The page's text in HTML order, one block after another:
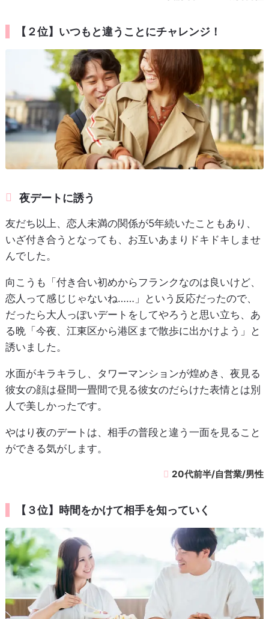
【２位】いつもと違うことにチャレンジ！
夜デートに誘う
友だち以上、恋人未満の関係が5年続いたこともあり、
いざ付き合うとなっても、お互いあまりドキドキしませ
んでした。
向こうも「付き合い初めからフランクなのは良いけど、
恋人って感じじゃないね……」という反応だったので、
だったら大人っぽいデートをしてやろうと思い立ち、あ
る晩「今夜、江東区から港区まで散歩に出かけよう」と
誘いました。
水面がキラキラし、タワーマンションが煌めき、夜見る
彼女の顔は昼間一畳間で見る彼女のだらけた表情とは別
人で美しかったです。
やはり夜のデートは、相手の普段と違う一面を見ること
ができる気がします。
20代前半/自営業/男性
【３位】時間をかけて相手を知っていく